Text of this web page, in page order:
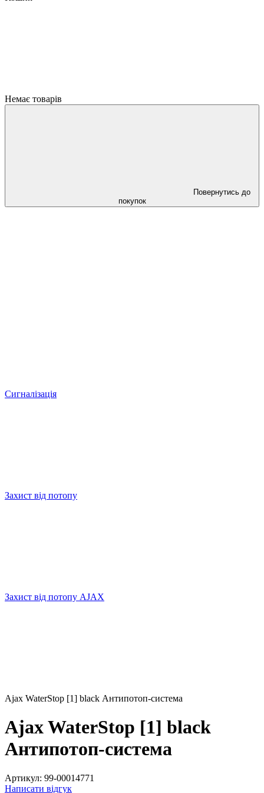
Немає товарів
Повернутись до
покупок
Сигналізація
Захист від потопу
Захист від потопу AJAX
Ajax WaterStop [1] black Антипотоп-система
Ajax WaterStop [1] black
Антипотоп-система
Артикул: 99-00014771
Написати відгук